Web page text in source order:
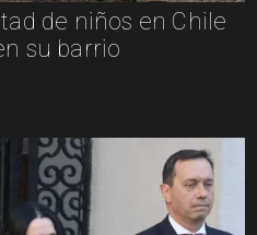
de niños en Chile
su barrio